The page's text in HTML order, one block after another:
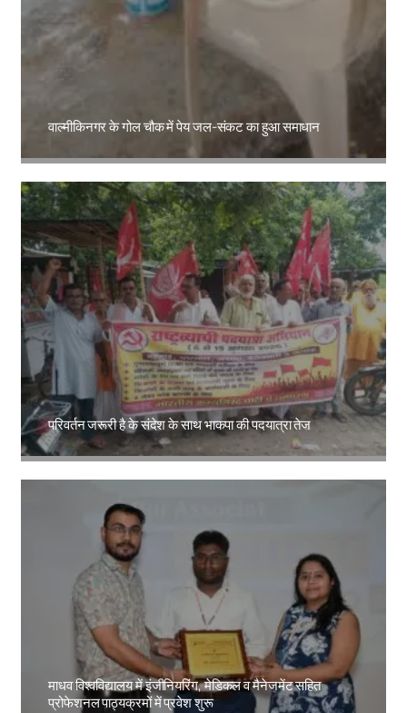
वाल्मीकिनगर के गोल चौक में पेय जल-संकट का हुआ समाधान
परिवर्तन जरूरी है के संदेश के साथ भाकपा की पदयात्रा तेज
Amit Lekh
माधव विश्वविद्यालय में इंजीनियरिंग, मेडिकल व मैनेजमेंट सहित
प्रोफेशनल पाठ्यक्रमों में प्रवेश शुरू